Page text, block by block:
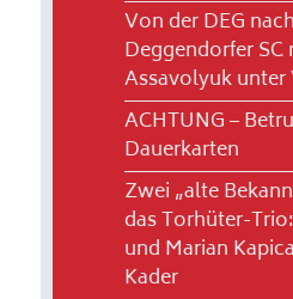
Von der DEG
Deggendorfer
Assavolyuk unter
ACHTUNG –
Dauerkarten
Zwei „alte
das Torhüter-
und Marian
Kader